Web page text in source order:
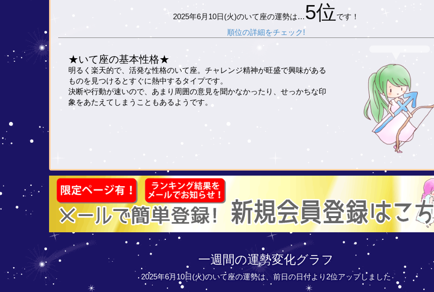
2025年6月10日(火)のいて座の運勢は…5位 です！
順位の詳細をチェック!
★いて座の基本性格★
明るく楽天的で、活発な性格のいて座。チャレンジ精神が旺盛で興味がある
ものを見つけるとすぐに熱中するタイプです。
決断や行動が速いので、あまり周囲の意見を聞かなかったり、せっかちな印
象をあたえてしまうこともあるようです。
一週間の運勢変化グラフ
2025年6月10日(火)のいて座の運勢は、前日の日付より 2位アップしました